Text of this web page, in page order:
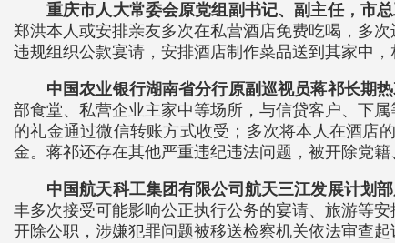
重庆市人大常委会原党组副书记、副主任，市
郑洪本人或安排亲友多次在私营酒店免费吃喝，多
违规组织公款宴请，安排酒店制作菜品送到其家中
中国农业银行湖南省分行原副巡视员蒋祁长期
部食堂、私营企业主家中等场所，与信贷客户、下
的礼金通过微信转账方式收受；多次将本人在酒店
金。蒋祁还存在其他严重违纪违法问题，被开除党
中国航天科工集团有限公司航天三江发展计划
丰多次接受可能影响公正执行公务的宴请、旅游等
开除公职，涉嫌犯罪问题被移送检察机关依法审查起